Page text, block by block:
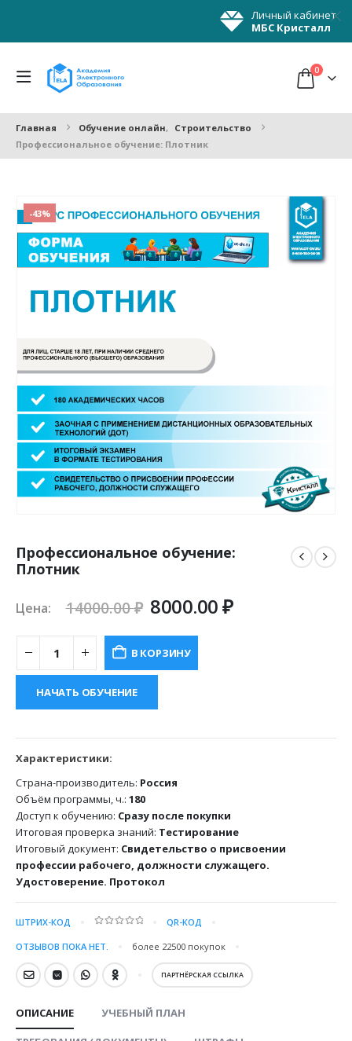
Личный кабинет
МБС Кристалл
0
Главная Обучение онлайн, Строительство
Профессиональное обучение: Плотник
-43%
Профессиональное обучение:
Плотник
Цена: 14000.00₽ Первоначальная
составляла
14000.00 ₽.
8000.00₽Текущая
В КОРЗИНУ
НАЧАТЬ ОБУЧЕНИЕ
Характеристики:
Страна-производитель: Россия
Объём программы, ч.: 180
Доступ к обучению: Сразу после покупки
Итоговая проверка знаний: Тестирование
Итоговый документ: Свидетельство о присвоении
профессии рабочего, должности служащего.
Удостоверение. Протокол
ШТРИХ-КОД QR-КОД
ОТЗЫВОВ ПОКА НЕТ. более 22500 покупок
ПАРТНЁРСКАЯ ССЫЛКА
ОПИСАНИЕ УЧЕБНЫЙ ПЛАН